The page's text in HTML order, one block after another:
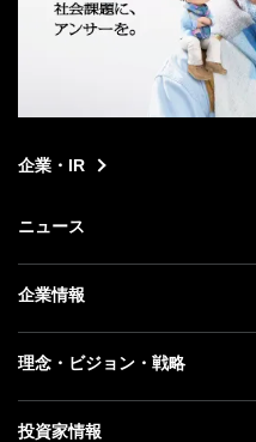
企業・IR
ニュース
ニュース トップ
プレスリリース
更新情報
企業情報
企業情報 トップ
社長メッセージ
理念・ビジョン・戦略
理念・ビジョン・戦略 トップ
投資家情報